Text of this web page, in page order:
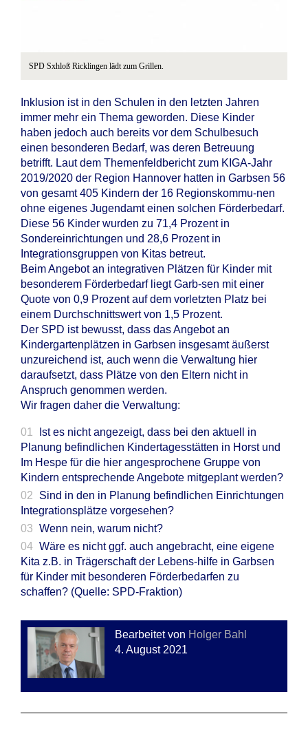
SPD Sxhloß Ricklingen lädt zum Grillen.
Inklusion ist in den Schulen in den letzten Jahren
immer mehr ein Thema geworden. Diese Kinder
haben jedoch auch bereits vor dem Schulbesuch
einen besonderen Bedarf, was deren Betreuung
betrifft. Laut dem Themenfeldbericht zum KIGA-Jahr
2019/2020 der Region Hannover hatten in Garbsen 56
von gesamt 405 Kindern der 16 Regionskommu-nen
ohne eigenes Jugendamt einen solchen Förderbedarf.
Diese 56 Kinder wurden zu 71,4 Prozent in
Sondereinrichtungen und 28,6 Prozent in
Integrationsgruppen von Kitas betreut.
Beim Angebot an integrativen Plätzen für Kinder mit
besonderem Förderbedarf liegt Garb-sen mit einer
Quote von 0,9 Prozent auf dem vorletzten Platz bei
einem Durchschnittswert von 1,5 Prozent.
Der SPD ist bewusst, dass das Angebot an
Kindergartenplätzen in Garbsen insgesamt äußerst
unzureichend ist, auch wenn die Verwaltung hier
daraufsetzt, dass Plätze von den Eltern nicht in
Anspruch genommen werden.
Wir fragen daher die Verwaltung:
Ist es nicht angezeigt, dass bei den aktuell in
Planung befindlichen Kindertagesstätten in Horst und
Im Hespe für die hier angesprochene Gruppe von
Kindern entsprechende Angebote mitgeplant werden?
Sind in den in Planung befindlichen Einrichtungen
Integrationsplätze vorgesehen?
Wenn nein, warum nicht?
Wäre es nicht ggf. auch angebracht, eine eigene
Kita z.B. in Trägerschaft der Lebens-hilfe in Garbsen
für Kinder mit besonderen Förderbedarfen zu
schaffen? (Quelle: SPD-Fraktion)
Bearbeitet von Holger Bahl
4. August 2021